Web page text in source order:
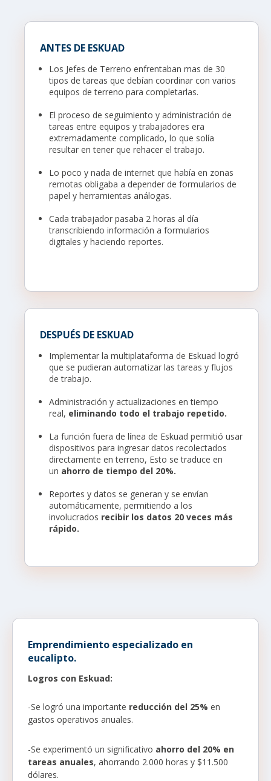
ANTES DE ESKUAD
Los Jefes de Terreno enfrentaban mas de 30
tipos de tareas que debían coordinar con varios
equipos de terreno para completarlas.
El proceso de seguimiento y administración de
tareas entre equipos y trabajadores era
extremadamente complicado, lo que solía
resultar en tener que rehacer el trabajo.
Lo poco y nada de internet que había en zonas
remotas obligaba a depender de formularios de
papel y herramientas análogas.
Cada trabajador pasaba 2 horas al día
transcribiendo información a formularios
digitales y haciendo reportes.
DESPUÉS DE ESKUAD
Implementar la multiplataforma de Eskuad logró
que se pudieran automatizar las tareas y flujos
de trabajo.
Administración y actualizaciones en tiempo
real, eliminando todo el trabajo repetido.
La función fuera de línea de Eskuad permitió usar
dispositivos para ingresar datos recolectados
directamente en terreno, Esto se traduce en
un ahorro de tiempo del 20%.
Reportes y datos se generan y se envían
automáticamente, permitiendo a los
involucrados recibir los datos 20 veces más
rápido.
Emprendimiento especializado en
eucalipto.
Logros con Eskuad:
-Se logró una importante reducción del 25% en
gastos operativos anuales.
-Se experimentó un significativo ahorro del 20% en
tareas anuales, ahorrando 2.000 horas y $11.500
dólares.